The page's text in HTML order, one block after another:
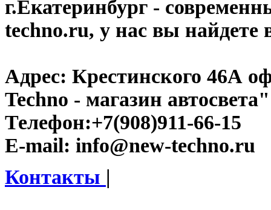
г.Екатеринбург -
techno.ru, у нас вы найдете
Адрес: Крестинского 46А
Techno - магазин автосвета"
Телефон:+7(908)911-66-15
E-mail: info@new-techno.ru
Контакты |